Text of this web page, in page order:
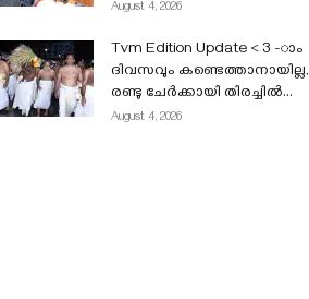
August 4, 2026
Tvm Edition Update < 3 -ാം
ദിവസവും കണ്ടെത്താനായില്ല,
രണ്ടു ചേർക്കായി തിരച്ചിൽ...
August 4, 2026